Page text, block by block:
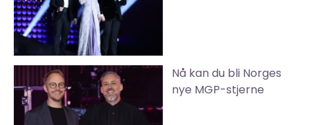
Nå kan du bli Norges
nye MGP-stjerne